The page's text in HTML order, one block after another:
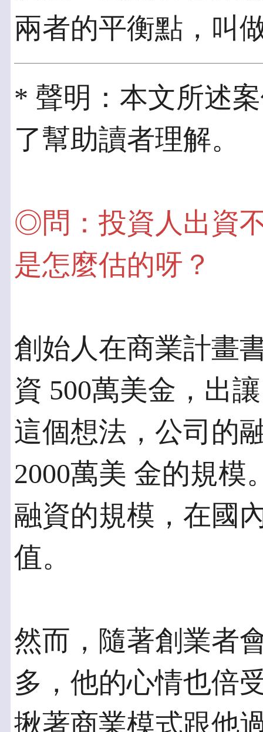
兩者的平衡點，叫
* 聲明：本文所述
了幫助讀者理解。
◎問：投資人出資
是怎麼估的呀？
創始人在商業計畫
資 500萬美金，出
這個想法，公司的
2000萬美 金的規模
融資的規模，在國
值。
然而，隨著創業者
多，他的心情也倍
揪著商業模式跟他